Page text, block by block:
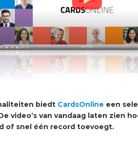
biedt CardsOnline een
video’s van vandaag laten zien
of snel één record toevoegt.